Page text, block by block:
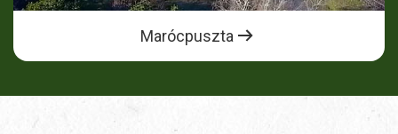
Marócpuszta